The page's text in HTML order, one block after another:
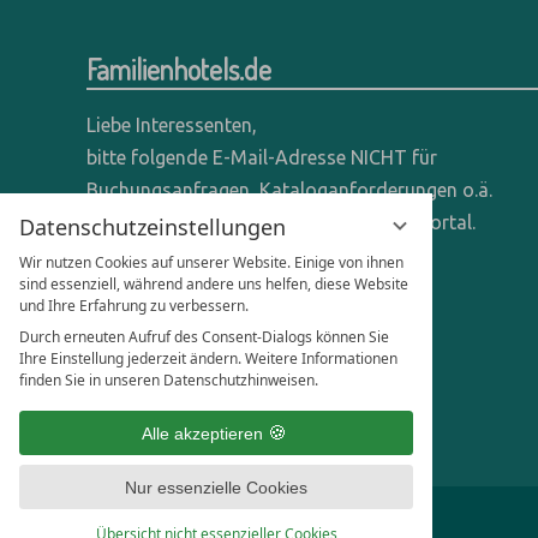
Datenschutzeinstellungen
Wir nutzen Cookies auf unserer Website. Einige von ihnen
sind essenziell, während andere uns helfen, diese Website
und Ihre Erfahrung zu verbessern.
Durch erneuten Aufruf des Consent-Dialogs können Sie
Ihre Einstellung jederzeit ändern. Weitere Informationen
finden Sie in unseren Datenschutzhinweisen.
Alle akzeptieren
Nur essenzielle Cookies
Übersicht nicht essenzieller Cookies
Familienhotels.de
Liebe Interessenten,
bitte folgende E-Mail-Adresse NICHT für
Buchungsanfragen, Kataloganforderungen o.ä.
verwenden - wir sind ein reines Online-Portal.
Anfragen dieser Art bitte direkt an die
entsprechenden Hotels senden.
Anfragen für Hoteliers & Agenturen:
office@familienhotels.de